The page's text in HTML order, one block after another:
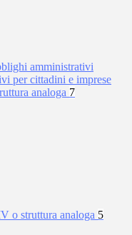
amministrativi
per cittadini e imprese
analoga 7
o struttura analoga 5